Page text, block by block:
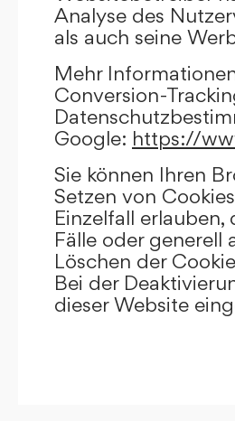
Analyse des
als auch seine
Mehr
Conversion-
Google: https://
Sie können Ihren
Setzen von
Einzelfall
Fälle oder generell
Löschen der
Bei der
dieser Website